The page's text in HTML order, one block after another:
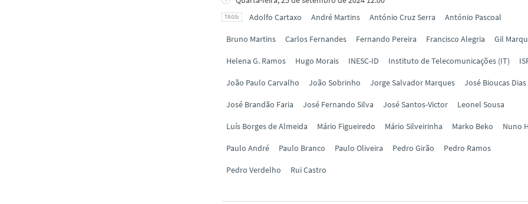
Adolfo Cartaxo
André Martins António Cruz Serra António Pascoal
Bruno Martins Carlos Fernandes Fernando Pereira Francisco Alegria Gil
Helena G. Ramos Hugo Morais INESC-ID Instituto de Telecomunicações (IT)
João Paulo Carvalho João Sobrinho Jorge Salvador Marques José Bioucas Dias
José Brandão Faria José Fernando Silva José Santos-Victor Leonel Sousa
Luís Borges de Almeida Mário Figueiredo Mário Silveirinha Marko Beko Nuno
Paulo André Paulo Branco Paulo Oliveira Pedro Girão Pedro Ramos
Pedro Verdelho Rui Castro